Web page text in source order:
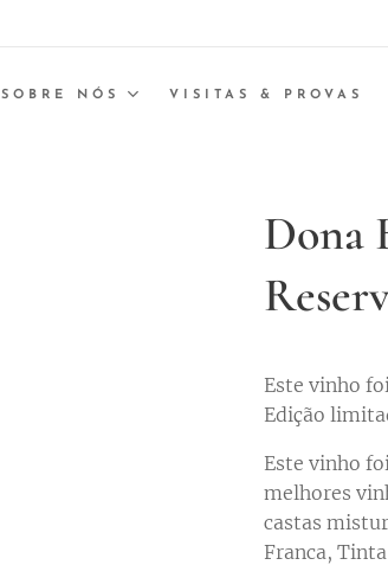
SOBRE NÓS VISITAS & PROVAS
Dona
Este vinho
Edição
Este vinho
melhores
castas
Franca,